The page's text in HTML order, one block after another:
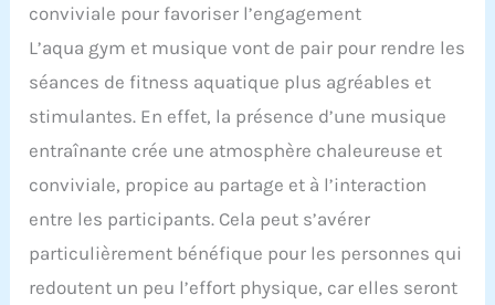
conviviale pour favoriser l’engagement
L’aqua gym et musique vont de pair pour rendre les
séances de fitness aquatique plus agréables et
stimulantes. En effet, la présence d’une musique
entraînante crée une atmosphère chaleureuse et
conviviale, propice au partage et à l’interaction
entre les participants. Cela peut s’avérer
particulièrement bénéfique pour les personnes qui
redoutent un peu l’effort physique, car elles seront